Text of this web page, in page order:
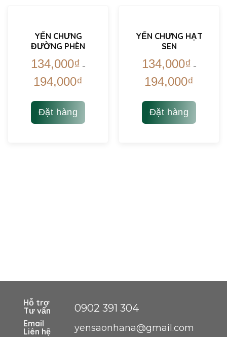
YẾN CHƯNG
ĐƯỜNG PHÈN
134,000₫ –
194,000₫
Đặt hàng
YẾN CHƯNG HẠT
SEN
134,000₫ –
194,000₫
Đặt hàng
Hỗ trợ
Tư vấn
0902 391 304
Email
Liên hệ
yensaonhana@gmail.com